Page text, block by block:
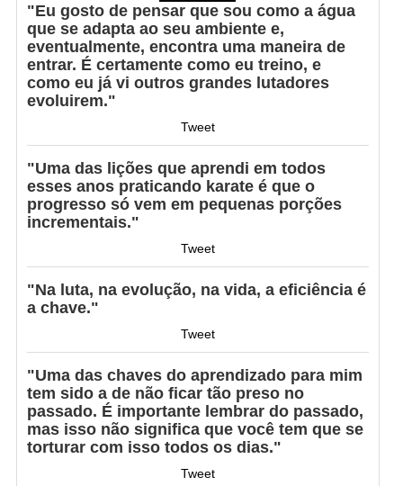
"Eu gosto de pensar que sou como a água
que se adapta ao seu ambiente e,
eventualmente, encontra uma maneira de
entrar. É certamente como eu treino, e
como eu já vi outros grandes lutadores
evoluirem."
Tweet
"Uma das lições que aprendi em todos
esses anos praticando karate é que o
progresso só vem em pequenas porções
incrementais."
Tweet
"Na luta, na evolução, na vida, a eficiência é
a chave."
Tweet
"Uma das chaves do aprendizado para mim
tem sido a de não ficar tão preso no
passado. É importante lembrar do passado,
mas isso não significa que você tem que se
torturar com isso todos os dias."
Tweet